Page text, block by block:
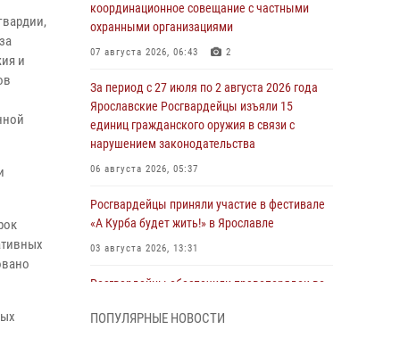
и
координационное совещание с частными
охранными организациями
07 августа 2026, 06:43 2
За период с 27 июля по 2 августа 2026 года
Ярославские Росгвардейцы изъяли 15
единиц гражданского оружия в связи с
нарушением законодательства
06 августа 2026, 05:37
Росгвардейцы приняли участие в фестивале
«А Курба будет жить!» в Ярославле
03 августа 2026, 13:31
Росгвардейцы обеспечили правопорядок во
ПОПУЛЯРНЫЕ НОВОСТИ